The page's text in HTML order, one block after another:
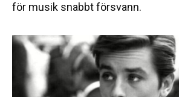
för musik snabbt försvann.